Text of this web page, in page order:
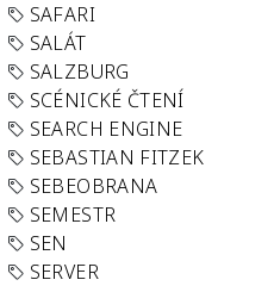
SAFARI
SALÁT
SALZBURG
SCÉNICKÉ ČTENÍ
SEARCH ENGINE
SEBASTIAN FITZEK
SEBEOBRANA
SEMESTR
SEN
SERVER